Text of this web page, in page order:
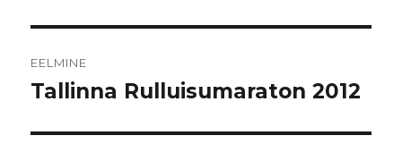
EELMINE
Eelmine
Tallinna Rulluisumaraton 2012